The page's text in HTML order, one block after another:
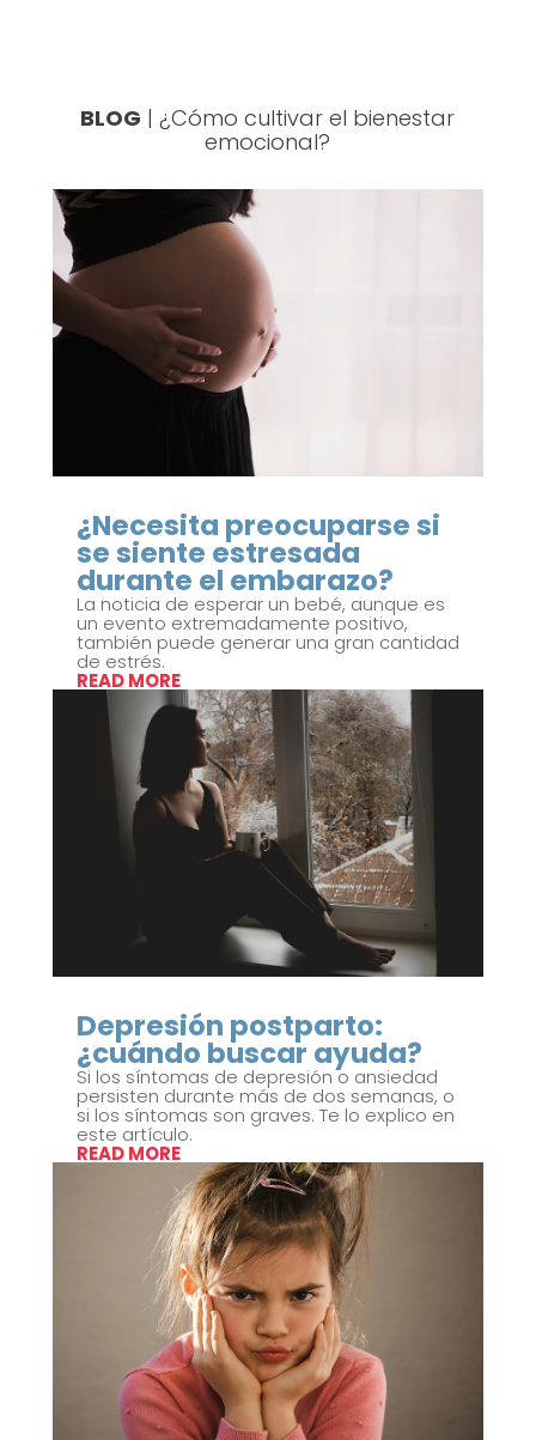
BLOG | ¿Cómo cultivar el bienestar
emocional?
¿Necesita preocuparse si
se siente estresada
durante el embarazo?
La noticia de esperar un bebé, aunque es
un evento extremadamente positivo,
también puede generar una gran cantidad
de estrés.
READ MORE
Depresión postparto:
¿cuándo buscar ayuda?
Si los síntomas de depresión o ansiedad
persisten durante más de dos semanas, o
si los síntomas son graves. Te lo explico en
este artículo.
READ MORE